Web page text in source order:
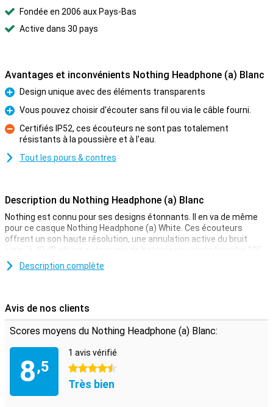
Fondée en 2006 aux Pays-Bas
Active dans 30 pays
Avantages et inconvénients Nothing Headphone (a) Blanc
Pour
Design unique avec des éléments transparents
Pour
Vous pouvez choisir d'écouter sans fil ou via le câble fourni.
Contre
Certifiés IP52, ces écouteurs ne sont pas totalement
résistants à la poussière et à l'eau.
Tout les pours & contres
Description du Nothing Headphone (a) Blanc
Nothing est connu pour ses designs étonnants. Il en va de même
pour ce casque Nothing Headphone (a) White. Ces écouteurs
offrent un son haute résolution, une annulation active du bruit
jusqu'à 40 dB et une autonomie de batterie pouvant atteindre 135
heures. Vous bénéficierez de haut-parleurs de 40 mm revêtus de
titane, d'une prise en charge LDAC et de la technologie Bluetooth
couplage d'appareils et de quatre microphones pour des appels
Avec le casque Nothing Headphone (a), vous profitez du son tel
qu'il a été conçu. Les haut-parleurs de 40 mm recouverts de titane
offrent des basses profondes et des aigus clairs. Grâce au
système LDAC, vous pouvez écouter de la musique en haute
Description complète
Avis de nos clients
Scores moyens du Nothing Headphone (a) Blanc:
8,5
1 avis vérifié
4.5 étoiles
Très bien